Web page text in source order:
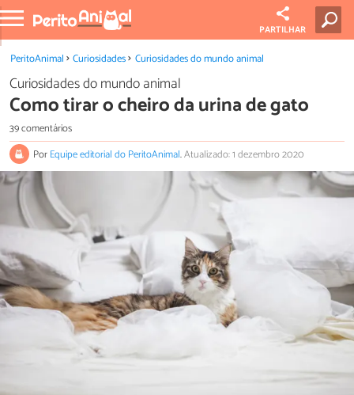
PARTILHAR
PeritoAnimal Curiosidades Curiosidades do mundo animal
Curiosidades do mundo animal
Como tirar o cheiro da urina de gato
39 comentários
PorEquipe editorial do PeritoAnimal.Atualizado: 1 dezembro 2020